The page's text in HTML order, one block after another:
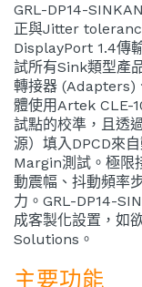
GRL-DP14-
正與Jitter
DisplayPort 1.4傳
試所有Sink類型產
轉接器 (Adapters)
體使用Artek CLE-
試點的校準，且透
源）填入DPCD來
Margin測試。極限
動震幅、抖動頻率
力。GRL-DP14-
成客製化設置，如
Solutions。
主要功能